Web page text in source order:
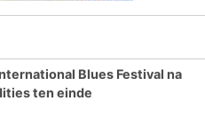
Blues Festival na
ten einde